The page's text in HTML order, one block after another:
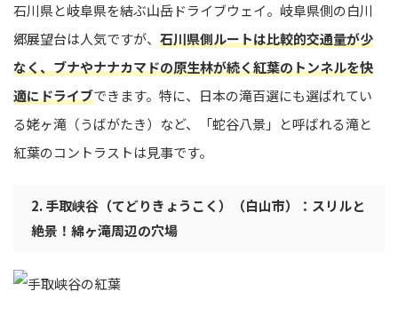
石川県と岐阜県を結ぶ山岳ドライブウェイ。岐阜県側の白川
郷展望台は人気ですが、 石川県側ルートは比較的交通量が少
なく、ブナやナナカマドの原生林が続く紅葉のトンネルを快
適にドライブできます。特に、日本の滝百選にも選ばれてい
る姥ヶ滝（うばがたき）など、「蛇谷八景」と呼ばれる滝と
紅葉のコントラストは見事です。
2. 手取峡谷（てどりきょうこく）（白山市）：スリルと
絶景！綿ヶ滝周辺の穴場